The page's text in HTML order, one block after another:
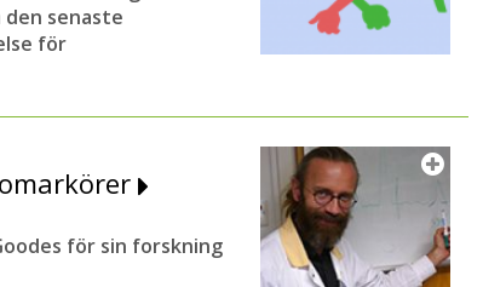
senaste
för
för sin forskning